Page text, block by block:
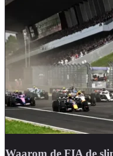
Waarom de FIA de